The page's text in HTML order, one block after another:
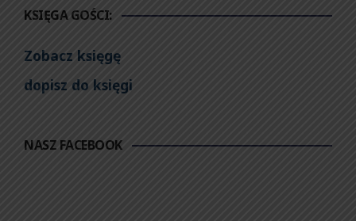
KSIĘGA GOŚCI:
Zobacz księgę
dopisz do księgi
NASZ FACEBOOK